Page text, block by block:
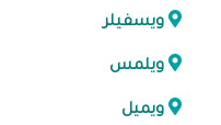
ويسفيلر
ويلمس
ويميل